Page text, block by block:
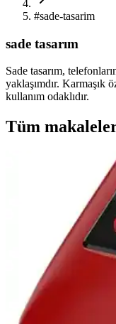
#sade-tasarim
sade tasarım
Sade tasarım,
yaklaşımdır.
kullanım odaklıdır.
Tüm